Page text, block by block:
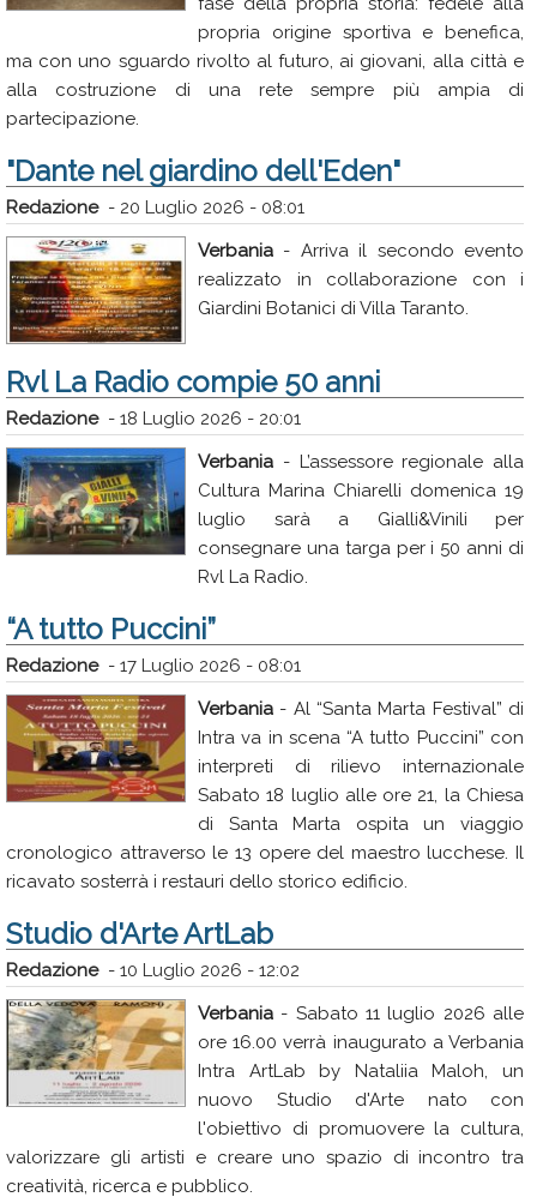
propria origine sportiva e benefica,
ma con uno sguardo rivolto al futuro, ai giovani, alla città e
alla costruzione di una rete sempre più ampia di
partecipazione.
"Dante nel giardino dell'Eden"
Redazione- 20 Luglio 2026 - 08:01
Verbania - Arriva il secondo evento
realizzato in collaborazione con i
Giardini Botanici di Villa Taranto.
Rvl La Radio compie 50 anni
Redazione- 18 Luglio 2026 - 20:01
Verbania - L’assessore regionale alla
Cultura Marina Chiarelli domenica 19
luglio sarà a Gialli&Vinili per
consegnare una targa per i 50 anni di
Rvl La Radio.
“A tutto Puccini”
Redazione- 17 Luglio 2026 - 08:01
Verbania - Al “Santa Marta Festival” di
Intra va in scena “A tutto Puccini” con
interpreti di rilievo internazionale
Sabato 18 luglio alle ore 21, la Chiesa
di Santa Marta ospita un viaggio
cronologico attraverso le 13 opere del maestro lucchese. Il
ricavato sosterrà i restauri dello storico edificio.
Studio d'Arte ArtLab
Redazione- 10 Luglio 2026 - 12:02
Verbania - Sabato 11 luglio 2026 alle
ore 16.00 verrà inaugurato a Verbania
Intra ArtLab by Nataliia Maloh, un
nuovo Studio d'Arte nato con
l'obiettivo di promuovere la cultura,
valorizzare gli artisti e creare uno spazio di incontro tra
creatività, ricerca e pubblico.